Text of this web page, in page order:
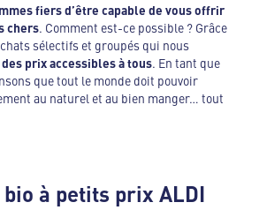
fiers d’être capable de vous offrir
chers. Comment est-ce possible ? Grâce
sélectifs et groupés qui nous
des prix accessibles à tous. En tant que
que tout le monde doit pouvoir
au naturel et au bien manger… tout
à petits prix ALDI